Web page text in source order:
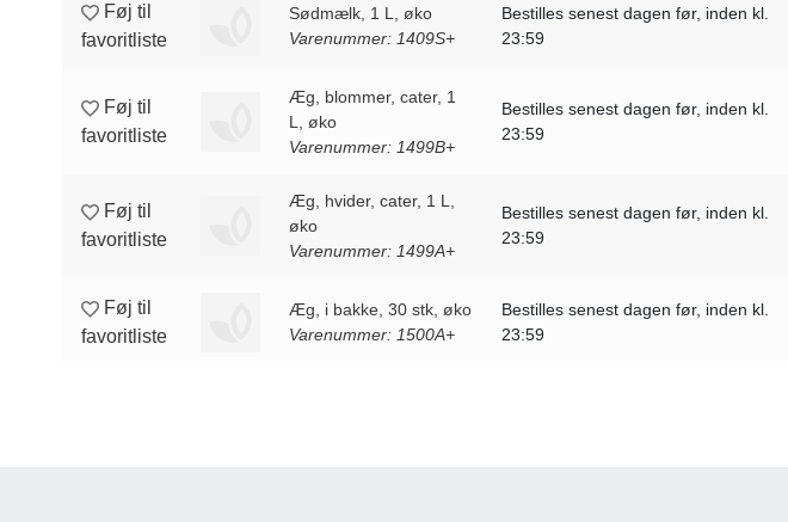
Føj til
favoritliste
Sødmælk, 1 L, øko
Varenummer: 1409S+
Bestilles senest dagen før, inden kl.
23:59
Føj til
favoritliste
Æg, blommer, cater, 1
L, øko
Varenummer: 1499B+
Bestilles senest dagen før, inden kl.
23:59
Føj til
favoritliste
Æg, hvider, cater, 1 L,
øko
Varenummer: 1499A+
Bestilles senest dagen før, inden kl.
23:59
Føj til
favoritliste
Æg, i bakke, 30 stk, øko
Varenummer: 1500A+
Bestilles senest dagen før, inden kl.
23:59